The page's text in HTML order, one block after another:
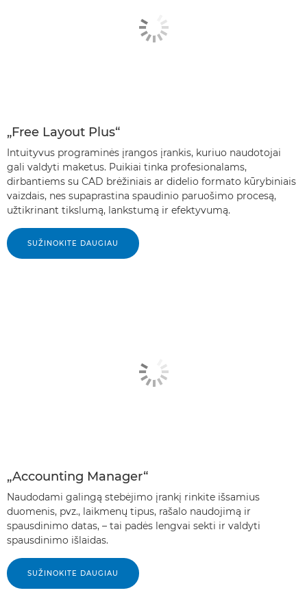
„Free Layout Plus“
Intuityvus programinės įrangos įrankis, kuriuo naudotojai
gali valdyti maketus. Puikiai tinka profesionalams,
dirbantiems su CAD brėžiniais ar didelio formato kūrybiniais
vaizdais, nes supaprastina spaudinio paruošimo procesą,
užtikrinant tikslumą, lankstumą ir efektyvumą.
SUŽINOKITE DAUGIAU
„Accounting Manager“
Naudodami galingą stebėjimo įrankį rinkite išsamius
duomenis, pvz., laikmenų tipus, rašalo naudojimą ir
spausdinimo datas, – tai padės lengvai sekti ir valdyti
spausdinimo išlaidas.
SUŽINOKITE DAUGIAU